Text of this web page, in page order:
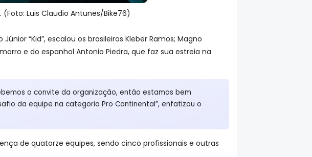
Luis Claudio Antunes/Bike76)
“Kid”, escalou os brasileiros Kleber Ramos; Magno
e do espanhol Antonio Piedra, que faz sua estreia na
o convite da organização, então estamos bem
da equipe na categoria Pro Continental”, enfatizou o
de quatorze equipes, sendo cinco profissionais e outras